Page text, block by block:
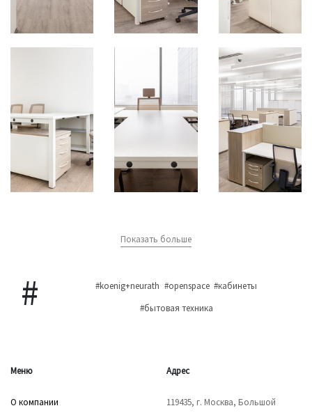
Показать больше
#koenig+neurath #openspace #кабинеты
#бытовая техника
Меню
О компании
Адрес
119435, г. Москва, Большой